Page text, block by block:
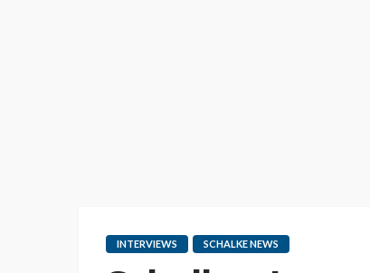
INTERVIEWS SCHALKE NEWS